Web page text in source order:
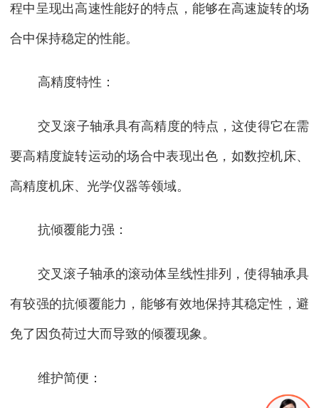
程中呈现出高速性能好的特点，能够在高速旋转的场
合中保持稳定的性能。
高精度特性：
交叉滚子轴承具有高精度的特点，这使得它在需
要高精度旋转运动的场合中表现出色，如数控机床、
高精度机床、光学仪器等领域。
抗倾覆能力强：
交叉滚子轴承的滚动体呈线性排列，使得轴承具
有较强的抗倾覆能力，能够有效地保持其稳定性，避
免了因负荷过大而导致的倾覆现象。
维护简便：